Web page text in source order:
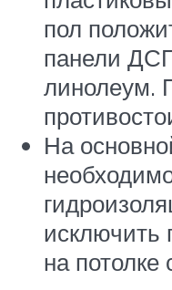
пол
панели
линолеум.
На
исключить
на потолке